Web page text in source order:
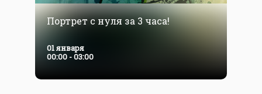
Портрет с нуля за 3 часа!
01 января
00:00 - 03:00